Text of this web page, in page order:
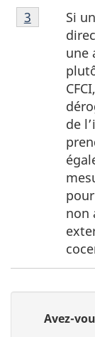
Note
en
Si
une
de
non
Retour à la
3
Avez-